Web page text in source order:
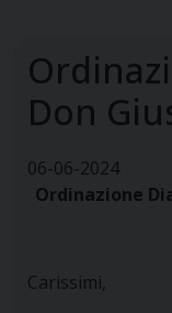
Don
06-06-2024
Ordinazione
Carissimi,